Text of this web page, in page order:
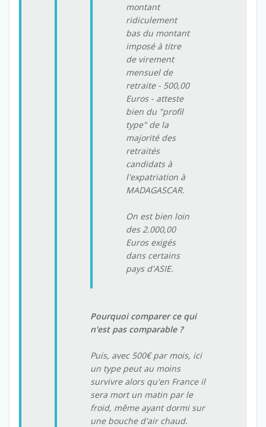
montant
ridiculement
bas du montant
imposé à titre
de virement
mensuel de
retraite - 500,00
Euros - atteste
bien du "profil
type" de la
majorité des
retraités
candidats à
l'expatriation à
MADAGASCAR.
On est bien loin
des 2.000,00
Euros exigés
dans certains
pays d'ASIE.
Pourquoi comparer ce qui
n'est pas comparable ?
Puis, avec 500€ par mois, ici
un type peut au moins
survivre alors qu'en France il
sera mort un matin par le
froid, même ayant dormi sur
une bouche d'air chaud.